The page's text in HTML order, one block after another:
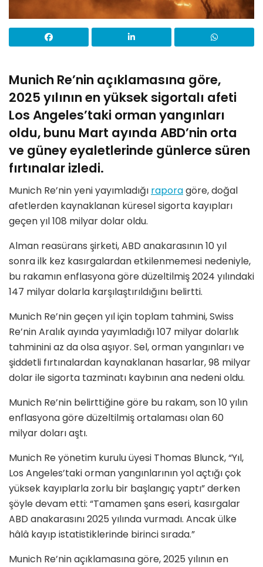
Munich Re’nin açıklamasına göre,
2025 yılının en yüksek sigortalı afeti
Los Angeles’taki orman yangınları
oldu, bunu Mart ayında ABD’nin orta
ve güney eyaletlerinde günlerce süren
fırtınalar izledi.
Munich Re’nin yeni yayımladığı raporagöre, doğal
afetlerden kaynaklanan küresel sigorta kayıpları
geçen yıl 108 milyar dolar oldu.
Alman reasürans şirketi, ABD anakarasının 10 yıl
sonra ilk kez kasırgalardan etkilenmemesi nedeniyle,
bu rakamın enflasyona göre düzeltilmiş 2024 yılındaki
147 milyar dolarla karşılaştırıldığını belirtti.
Munich Re’nin geçen yıl için toplam tahmini, Swiss
Re’nin Aralık ayında yayımladığı 107 milyar dolarlık
tahminini az da olsa aşıyor. Sel, orman yangınları ve
şiddetli fırtınalardan kaynaklanan hasarlar, 98 milyar
dolar ile sigorta tazminatı kaybının ana nedeni oldu.
Munich Re’nin belirttiğine göre bu rakam, son 10 yılın
enflasyona göre düzeltilmiş ortalaması olan 60
milyar doları aştı.
Munich Re yönetim kurulu üyesi Thomas Blunck, “Yıl,
Los Angeles’taki orman yangınlarının yol açtığı çok
yüksek kayıplarla zorlu bir başlangıç ​​yaptı” derken
şöyle devam etti: “Tamamen şans eseri, kasırgalar
ABD anakarasını 2025 yılında vurmadı. Ancak ülke
hâlâ kayıp istatistiklerinde birinci sırada.”
Munich Re’nin açıklamasına göre, 2025 yılının en